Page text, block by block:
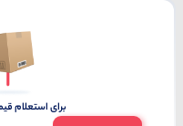
برای استعلام